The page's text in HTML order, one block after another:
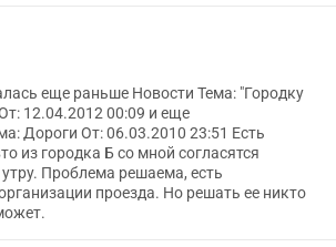
еще раньше Новости Тема: "Городку
12.04.2012 00:09 и еще
Дороги От: 06.03.2010 23:51 Есть
из городка Б со мной согласятся
Проблема решаема, есть
проезда. Но решать ее никто